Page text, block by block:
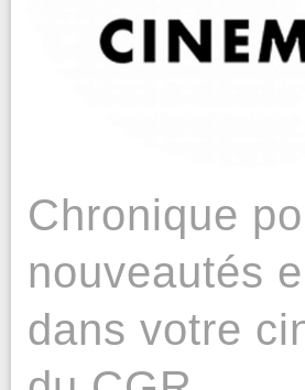
Chronique
nouveautés
dans votre